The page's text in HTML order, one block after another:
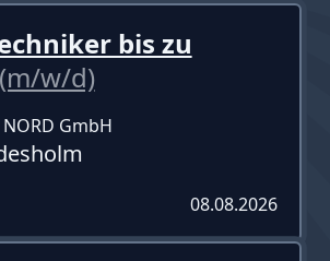
bis zu
(m/w/d)
GmbH
08.08.2026